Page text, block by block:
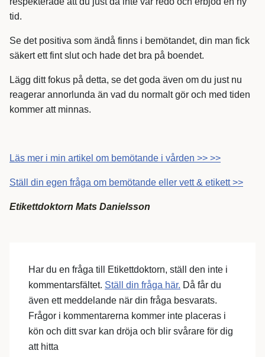
tid.
Se det positiva som ändå finns i bemötandet, din man fick
säkert ett fint slut och hade det bra på boendet.
Lägg ditt fokus på detta, se det goda även om du just nu
reagerar annorlunda än vad du normalt gör och med tiden
kommer att minnas.
Läs mer i min artikel om bemötande i vården >> >>
Ställ din egen fråga om bemötande eller vett & etikett >>
Etikettdoktorn Mats Danielsson
Har du en fråga till Etikettdoktorn, ställ den inte i
kommentarsfältet. Ställ din fråga här. Då får du
även ett meddelande när din fråga besvarats.
Frågor i kommentarerna kommer inte placeras i
kön och ditt svar kan dröja och blir svårare för dig
att hitta